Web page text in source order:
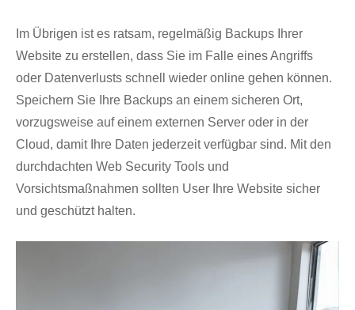
Im Übrigen ist es ratsam, regelmäßig Backups Ihrer
Website zu erstellen, dass Sie im Falle eines Angriffs
oder Datenverlusts schnell wieder online gehen können.
Speichern Sie Ihre Backups an einem sicheren Ort,
vorzugsweise auf einem externen Server oder in der
Cloud, damit Ihre Daten jederzeit verfügbar sind. Mit den
durchdachten Web Security Tools und
Vorsichtsmaßnahmen sollten User Ihre Website sicher
und geschützt halten.